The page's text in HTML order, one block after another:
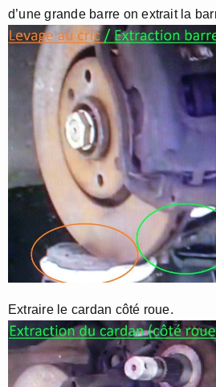
d’une grande barre on extrait la
Extraire le cardan côté roue.